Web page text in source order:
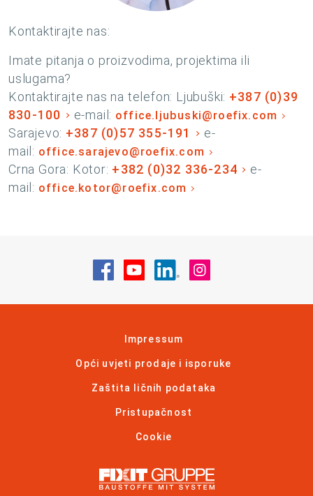
Kontaktirajte nas:
Imate pitanja o proizvodima, projektima ili
uslugama?
Kontaktirajte nas na telefon: Ljubuški: +387 (0)39
830-100
e-mail: office.ljubuski@roefix.com
Sarajevo: +387 (0)57 355-191
e-
mail: office.sarajevo@roefix.com
Crna Gora: Kotor: +382 (0)32 336-234
e-
mail: office.kotor@roefix.com
Posjetite nas na Facebook
Posjetite nas na YouTube
Posjetite nas na
Impressum
Opći uvjeti prodaje i isporuke
Zaštita ličnih podataka
Pristupačnost
Cookie